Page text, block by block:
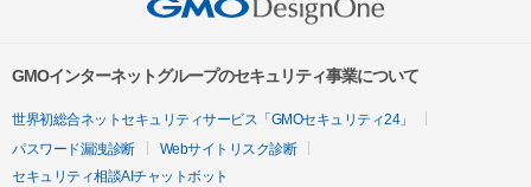
GMOインターネットグループのセキュリティ事業について
世界初総合ネットセキュリティサービス「GMOセキュリティ24」
パスワード漏洩診断
Webサイトリスク診断
セキュリティ相談AIチャットボット